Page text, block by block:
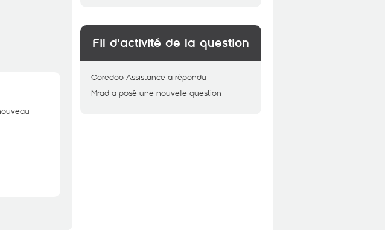
Fil d'activité de la question
Ooredoo Assistance a répondu
Mrad a posé une nouvelle question